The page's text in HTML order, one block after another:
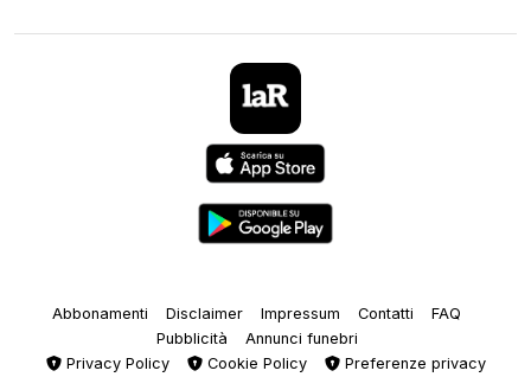
Abbonamenti Disclaimer Impressum Contatti
FAQ
Pubblicità
Annunci funebri
Privacy Policy
Cookie Policy Preferenze privacy